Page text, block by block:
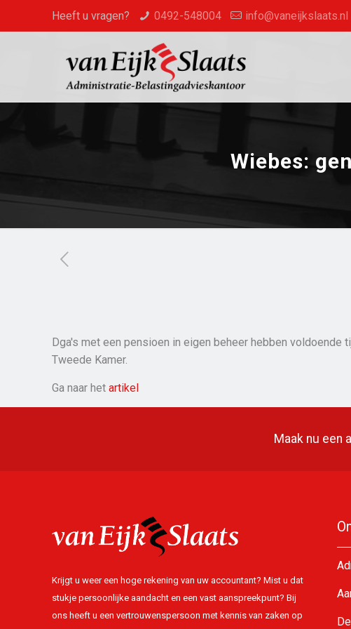
Heeft u vragen? 0492-548004 info@vaneijkslaats.nl
Wiebes:
Dga's met een pensioen in eigen beheer hebben
Tweede Kamer.
Ga naar hetartikel
Maak nu een
Krijgt u weer een hoge rekening van uw accountant? Mist u dat
stukje persoonlijke aandacht en een vast aanspreekpunt? Bij
ons heeft u een vertrouwenspersoon met kennis van zaken op